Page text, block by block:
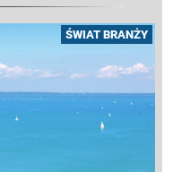
ŚWIAT BRANŻY